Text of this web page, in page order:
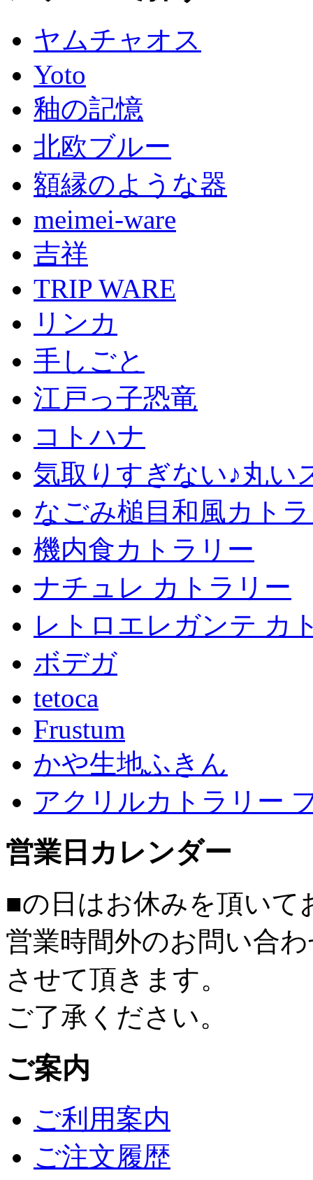
ヤムチャオス
Yoto
釉の記憶
北欧ブルー
額縁のような器
meimei-ware
吉祥
TRIP WARE
リンカ
手しごと
江戸っ子恐竜
コトハナ
気取りすぎない♪丸い
なごみ槌目和風カト
機内食カトラリー
ナチュレ カトラリー
レトロエレガンテ カ
ボデガ
tetoca
Frustum
かや生地ふきん
アクリルカトラリー
営業日カレンダー
■の日はお休みを頂いて
営業時間外のお問い合
させて頂きます。
ご了承ください。
ご案内
ご利用案内
ご注文履歴